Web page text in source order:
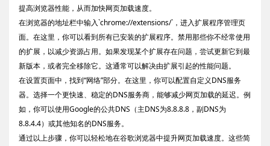
提高浏览器性能，从而加快网页加载速度。
在浏览器的地址栏中输入`chrome://extensions/`，进入扩展程序管理页
面。在这里，你可以看到所有已安装的扩展程序。禁用那些你不经常使用
的扩展，以减少资源占用。如果发现某个扩展存在问题，尝试更新它到最
新版本，或者完全移除它。这通常可以解决由扩展引起的性能问题。
在设置页面中，找到“网络”部分。在这里，你可以配置自定义DNS服务
器。选择一个更快速、稳定的DNS服务商，能够减少网页加载的延迟。例
如，你可以使用Google的公共DNS（主DNS为8.8.8.8，副DNS为
8.8.4.4）或其他知名的DNS服务。
通过以上步骤，你可以轻松地在谷歌浏览器中提升网页加载速度。这些简